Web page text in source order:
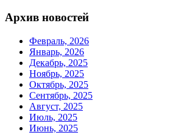
Архив новостей
Февраль, 2026
Январь, 2026
Декабрь, 2025
Ноябрь, 2025
Октябрь, 2025
Сентябрь, 2025
Август, 2025
Июль, 2025
Июнь, 2025